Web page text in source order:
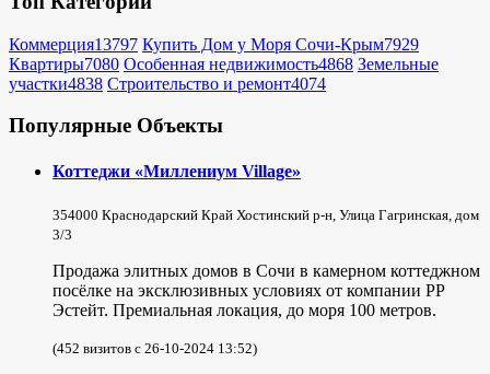
Коммерция13797 Купить Дом у Моря Сочи-Крым7929
Квартиры7080 Особенная недвижимость4868 Земельные
участки4838 Строительство и ремонт4074
Популярные Объекты
Коттеджи «Миллениум Village»
354000 Краснодарский Край Хостинский р-н, Улица Гагринская, дом
3/3
Продажа элитных домов в Сочи в камерном коттеджном
посёлке на эксклюзивных условиях от компании РР
Эстейт. Премиальная локация, до моря 100 метров.
(452 визитов с 26-10-2024 13:52)